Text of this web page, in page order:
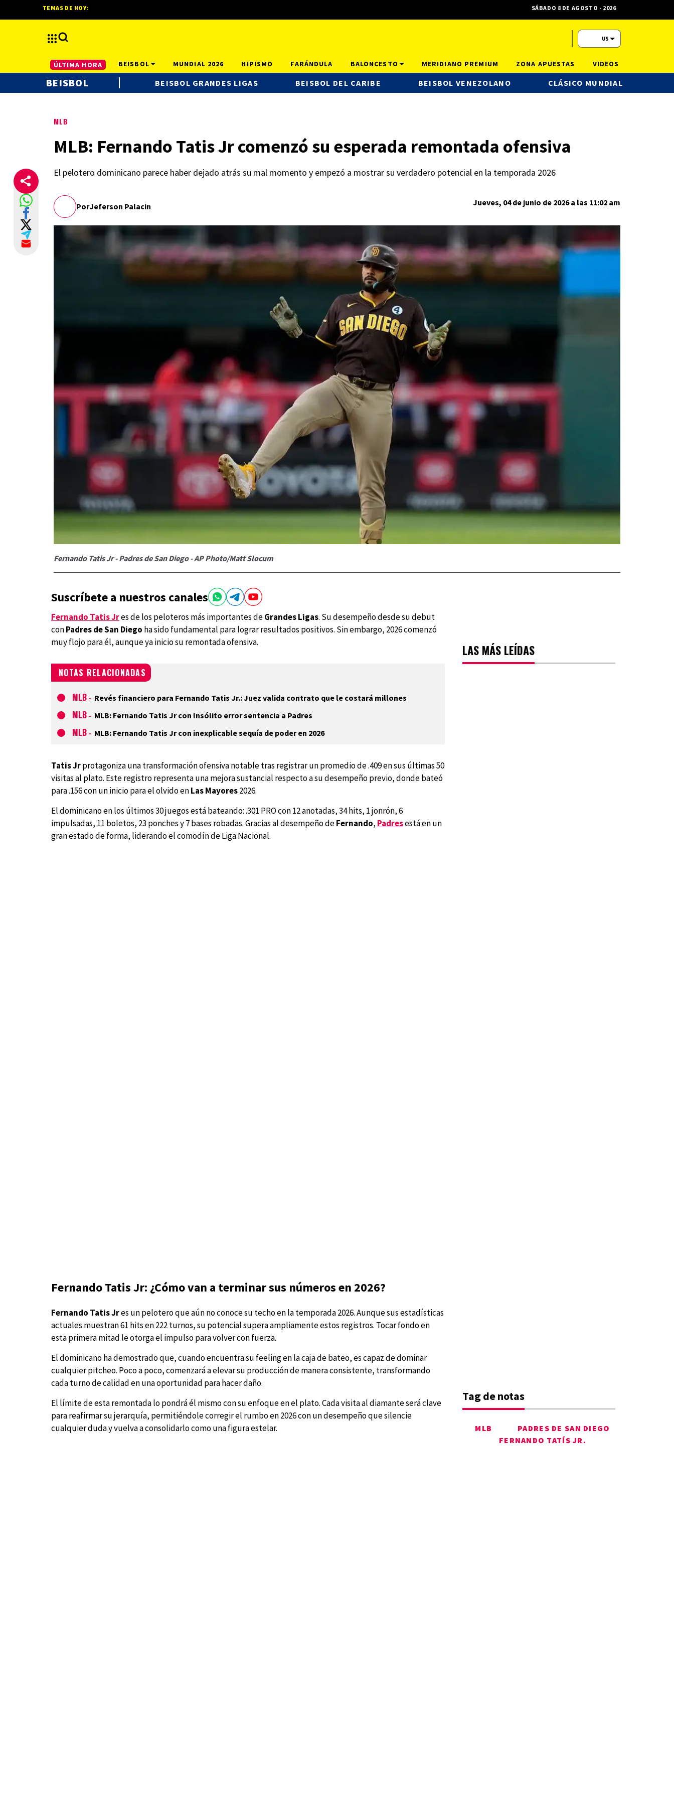
MLB
MLB: Fernando Tatis Jr comenzó su esperada remontada ofensiva
El pelotero dominicano parece haber dejado atrás su mal momento y empezó a mostrar su verdadero potencial en la temporada 2026
PorJeferson Palacin Jueves, 04 de junio de 2026 a las 11:02 am
Fernando Tatis Jr - Padres de San Diego - AP Photo/Matt Slocum
Suscríbete a nuestros canales
Fernando Tatis Jres de los peloteros más importantes deGrandes Ligas. Su desempeño desde su debut
conPadres de San Diego ha sido fundamental para lograr resultados positivos. Sin embargo, 2026 comenzó
muy flojo para él, aunque ya inicio su remontada ofensiva.
NOTAS RELACIONADAS
MLB - Revés financiero para Fernando Tatis Jr.: Juez valida contrato que le costará millones
MLB - MLB: Fernando Tatis Jr con Insólito error sentencia a Padres
MLB - MLB: Fernando Tatis Jr con inexplicable sequía de poder en 2026
Tatis Jrprotagoniza una transformación ofensiva notable tras registrar un promedio de .409 en sus últimas 50
visitas al plato. Este registro representa una mejora sustancial respecto a su desempeño previo, donde bateó
para .156 con un inicio para el olvido enLas Mayores2026.
El dominicano en los últimos 30 juegos está bateando: .301 PRO con 12 anotadas, 34 hits, 1 jonrón, 6
impulsadas, 11 boletos, 23 ponches y 7 bases robadas. Gracias al desempeño deFernando, Padresestá en un
gran estado de forma, liderando el comodín de Liga Nacional.
Fernando Tatis Jr: ¿Cómo van a terminar sus números en 2026?
Fernando Tatis Jres un pelotero que aún no conoce su techo en la temporada 2026. Aunque sus estadísticas
actuales muestran 61 hits en 222 turnos, su potencial supera ampliamente estos registros. Tocar fondo en
esta primera mitad le otorga el impulso para volver con fuerza.
El dominicano ha demostrado que, cuando encuentra su feeling en la caja de bateo, es capaz de dominar
cualquier pitcheo. Poco a poco, comenzará a elevar su producción de manera consistente, transformando
cada turno de calidad en una oportunidad para hacer daño.
El límite de esta remontada lo pondrá él mismo con su enfoque en el plato. Cada visita al diamante será clave
para reafirmar su jerarquía, permitiéndole corregir el rumbo en 2026 con un desempeño que silencie
cualquier duda y vuelva a consolidarlo como una figura estelar.
LAS MÁS LEÍDAS
Tag de notas
MLB
PADRES DE SAN DIEGO
FERNANDO TATÍS JR.
TEMAS DE HOY: SÁBADO 8 DE AGOSTO - 2026
US
ÚLTIMA HORA BEISBOL
BEISBOL BEISBOL GRANDES LIGAS BEISBOL DEL CARIBE BEISBOL VENEZOLANO CLÁSICO MUNDIAL
MUNDIAL 2026 HIPISMO FARÁNDULA BALONCESTO MERIDIANO PREMIUM ZONA APUESTAS VIDEOS